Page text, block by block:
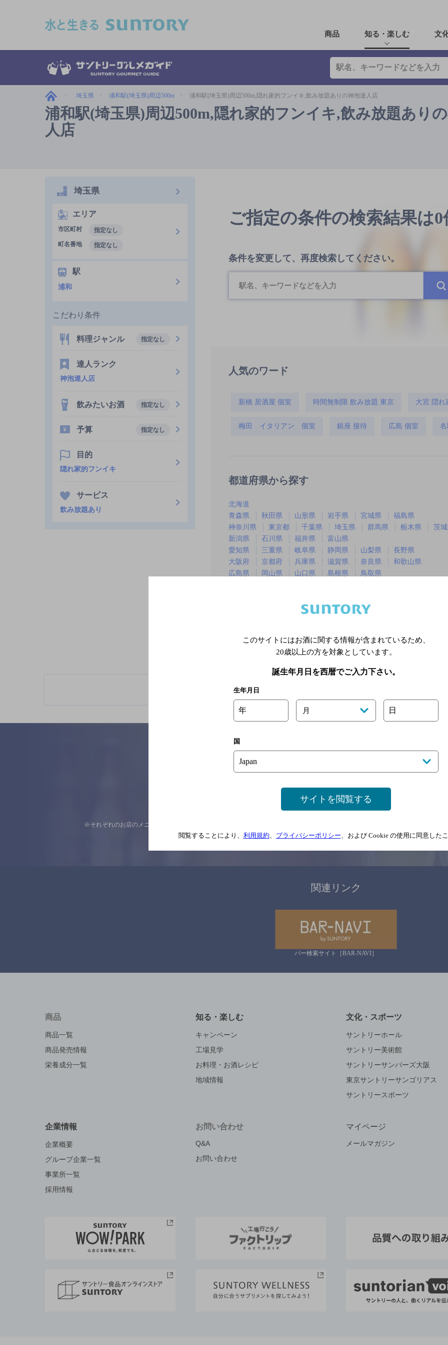
商品 知る・楽しむ 文
埼玉県 浦和駅(埼玉県)周辺500m 浦和駅(埼玉県)周辺500m,隠れ家的フンイキ,飲み放題ありの神泡達人店
浦和駅(埼玉県)周辺500m,隠れ家的フンイキ,飲み放題あり
人店
ご指定の条件の検索結果は0
条件を変更して、再度検索してください。
人気のワード
新橋 居酒屋 個室 時間無制限 飲み放題 東京 大宮 隠れ
梅田 イタリアン 個室 銀座 接待 広島 個室
都道府県から探す
北海道
青森県
秋田県 山形県 岩手県 宮城県
福島県
神奈川県
東京都 千葉県 埼玉県 群馬県 栃木県
茨
新潟県
石川県 福井県
富山県
愛知県
三重県 岐阜県 静岡県 山梨県
長野県
大阪府
京都府 兵庫県 滋賀県 奈良県
和歌山県
広島県
岡山県 山口県 島根県
鳥取県
※店舗によりハイボール取り扱い銘
埼玉県
エリア
市区町村
指定なし
町名番地
指定なし
駅
浦和
こだわり条件
料理ジャンル 指定なし
達人ランク
神泡達人店
飲みたいお酒 指定なし
予算 指定なし
目的
隠れ家的フンイキ
サービス
飲み放題あり
ご意見・ご感想
※それぞれのお店のメニューや営業時間などの掲載情報については、 念のためお店にご確
関連リンク
バー検索サイト［BAR-NAVI］
商品
商品一覧
商品発売情報
栄養成分一覧
知る・楽しむ
キャンペーン
工場見学
お料理・お酒レシピ
地域情報
文化・スポーツ
サントリーホール
サントリー美術館
サントリーサンバーズ大阪
東京サントリーサンゴリアス
サントリースポーツ
企業情報
企業概要
グループ企業一覧
事業所一覧
採用情報
お問い合わせ
Q&A
お問い合わせ
マイページ
メールマガジン
このサイトにはお酒に関する情報が含まれているため、
20歳以上の方を対象としています。
誕生年月日を西暦でご入力下さい。
生年月日
年 月 日
国
サイトを閲覧する
閲覧することにより、 利用規約、 プライバシーポリシー、および Cookie の使用に同意した